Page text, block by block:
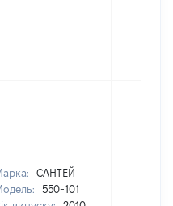
САНТЕЙ
550-101